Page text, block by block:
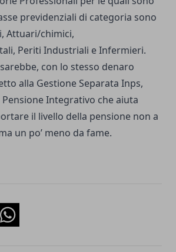
previdenziali di categoria sono
Attuari/chimici,
Periti Industriali e Infermieri.
con lo stesso denaro
alla Gestione Separata Inps,
Integrativo che aiuta
il livello della pensione non a
un po’ meno da fame.
Whatsapp